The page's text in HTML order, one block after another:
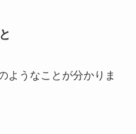
ようなことが分かりま